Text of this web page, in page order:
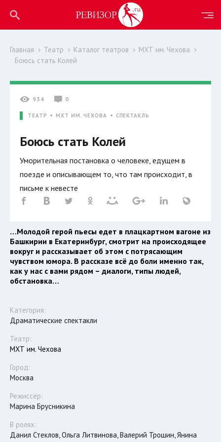
Главная Театр Каталог театров
МХТ им. Чехова
Боюсь стать Колей
934 0
ТЕАТР МХТ ИМ. ЧЕХОВА СПЕКТАКЛЬ
Боюсь стать Колей
Уморительная постановка о человеке, едущем в
поезде и описывающем то, что там происходит, в
письме к невесте
…Молодой герой пьесы едет в плацкартном вагоне из
Башкирии в Екатеринбург, смотрит на происходящее
вокруг и рассказывает об этом с потрясающим
чувством юмора. В рассказе всё до боли именно так,
как у нас с вами рядом – диалоги, типы людей,
обстановка…
Категория:
Драматические спектакли
Театр:
МХТ им. Чехова
Город:
Москва
Режиссёр:
Марина Брусникина
В ролях:
Данил Стеклов, Ольга Литвинова, Валерий Трошин, Янина